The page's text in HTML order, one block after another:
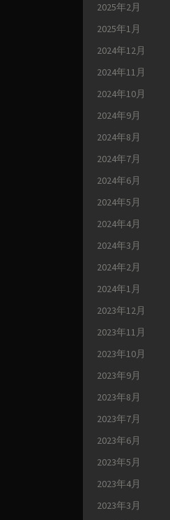
2025年2月
2025年1月
2024年12月
2024年11月
2024年10月
2024年9月
2024年8月
2024年7月
2024年6月
2024年5月
2024年4月
2024年3月
2024年2月
2024年1月
2023年12月
2023年11月
2023年10月
2023年9月
2023年8月
2023年7月
2023年6月
2023年5月
2023年4月
2023年3月